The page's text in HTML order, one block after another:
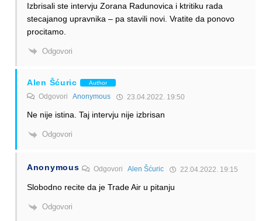
Izbrisali ste intervju Zorana Radunovica i ktritiku rada
stecajanog upravnika – pa stavili novi. Vratite da ponovo
procitamo.
Odgovori
Alen Šćuric Author
Odgovori Anonymous 23.04.2022. 19:50
Ne nije istina. Taj intervju nije izbrisan
Odgovori
Anonymous OdgovoriAlen Šćuric 22.04.2022. 19:15
Slobodno recite da je Trade Air u pitanju
Odgovori